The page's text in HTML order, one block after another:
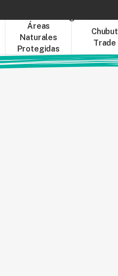
Áreas
Naturales
Protegidas
Chubut
Trade